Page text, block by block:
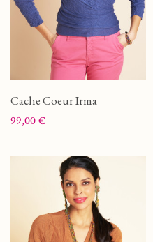
Cache Coeur Irma
Prix
99,00 €